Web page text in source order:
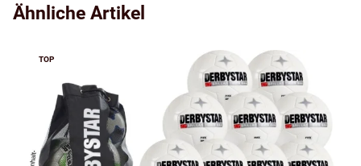
Ähnliche Artikel
TOP